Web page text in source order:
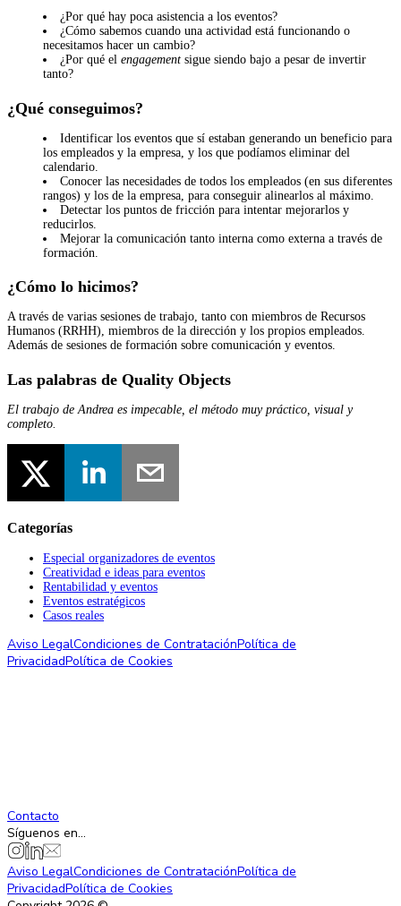
¿Por qué hay poca asistencia a los eventos?
¿Cómo sabemos cuando una actividad está funcionando o
necesitamos hacer un cambio?
¿Por qué el engagement sigue siendo bajo a pesar de invertir
tanto?
¿Qué conseguimos?
Identificar los eventos que sí estaban generando un beneficio para
los empleados y la empresa, y los que podíamos eliminar del
calendario.
Conocer las necesidades de todos los empleados (en sus diferentes
rangos) y los de la empresa, para conseguir alinearlos al máximo.
Detectar los puntos de fricción para intentar mejorarlos y
reducirlos.
Mejorar la comunicación tanto interna como externa a través de
formación.
¿Cómo lo hicimos?
A través de varias sesiones de trabajo, tanto con miembros de Recursos
Humanos (RRHH), miembros de la dirección y los propios empleados.
Además de sesiones de formación sobre comunicación y eventos.
Las palabras de Quality Objects
El trabajo de Andrea es impecable, el método muy práctico, visual y
completo.
Categorías
Especial organizadores de eventos
Creatividad e ideas para eventos
Rentabilidad y eventos
Eventos estratégicos
Casos reales
Aviso LegalCondiciones de ContrataciónPolítica de
PrivacidadPolítica de Cookies
Contacto
Síguenos en...
Aviso LegalCondiciones de ContrataciónPolítica de
PrivacidadPolítica de Cookies